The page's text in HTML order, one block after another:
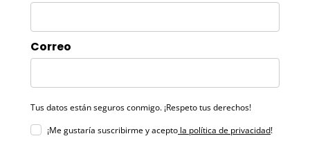
Correo
Tus datos están seguros conmigo. ¡Respeto tus derechos!
¡Me gustaría suscribirme y acepto la política de privacidad!